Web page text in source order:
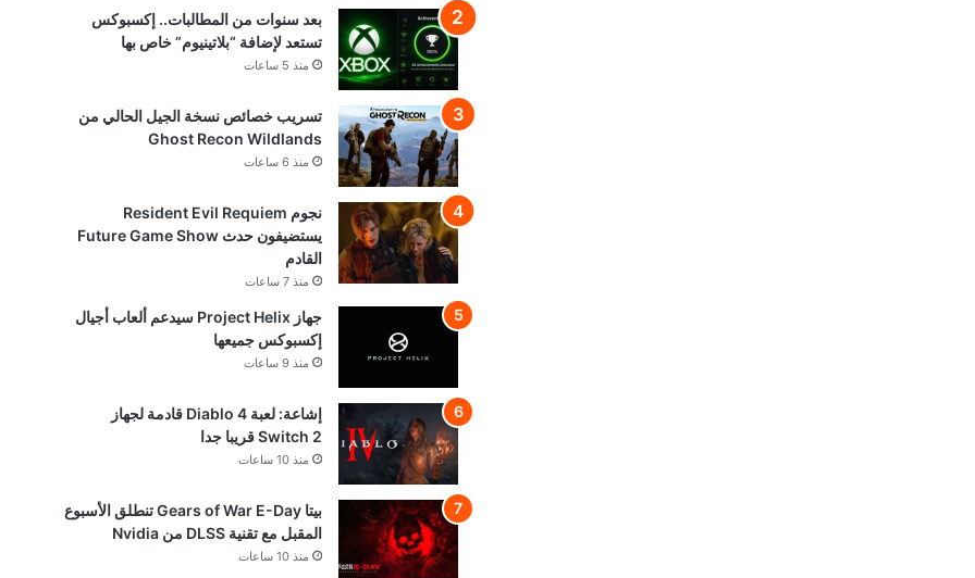
بعد سنوات من المطالبات.. إكسبوكس
تستعد لإضافة “بلاتينيوم” خاص بها
منذ 5 ساعات
تسريب خصائص نسخة الجيل الحالي من
Ghost Recon Wildlands
منذ 6 ساعات
نجوم Resident Evil Requiem
يستضيفون حدث Future Game Show
القادم
منذ 7 ساعات
جهاز Project Helix سيدعم ألعاب أجيال
إكسبوكس جميعها
منذ 9 ساعات
إشاعة: لعبة Diablo 4 قادمة لجهاز
Switch 2 قريبا جدا
منذ 10 ساعات
بيتا Gears of War E-Day تنطلق الأسبوع
المقبل مع تقنية DLSS من Nvidia
منذ 10 ساعات